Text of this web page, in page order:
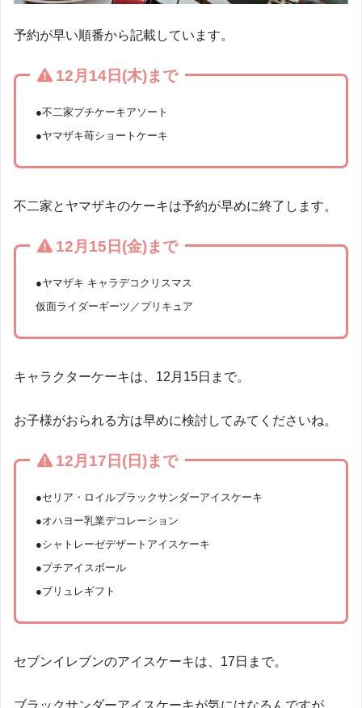
予約が早い順番から記載しています。
12月14日(木)まで
●不二家プチケーキアソート
●ヤマザキ苺ショートケーキ
不二家とヤマザキのケーキは予約が早めに終了します。
12月15日(金)まで
●ヤマザキ キャラデコクリスマス
仮面ライダーギーツ／プリキュア
キャラクターケーキは、12月15日まで。
お子様がおられる方は早めに検討してみてくださいね。
12月17日(日)まで
●セリア・ロイルブラックサンダーアイスケーキ
●オハヨー乳業デコレーション
●シャトレーゼデザートアイスケーキ
●プチアイスボール
●ブリュレギフト
セブンイレブンのアイスケーキは、17日まで。
ブラックサンダーアイスケーキが気にはなるんですが、